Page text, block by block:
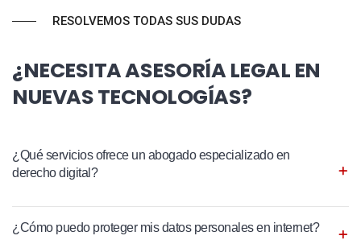
RESOLVEMOS TODAS SUS DUDAS
¿NECESITA ASESORÍA LEGAL EN
NUEVAS TECNOLOGÍAS?
¿Qué servicios ofrece un abogado especializado en
derecho digital?
¿Cómo puedo proteger mis datos personales en internet?